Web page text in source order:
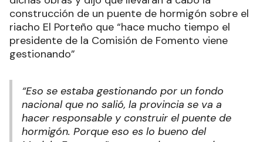
construcción de un puente de hormigón sobre el
riacho El Porteño que “hace mucho tiempo el
presidente de la Comisión de Fomento viene
gestionando”
“Eso se estaba gestionando por un fondo
nacional que no salió, la provincia se va a
hacer responsable y construir el puente de
hormigón. Porque eso es lo bueno del